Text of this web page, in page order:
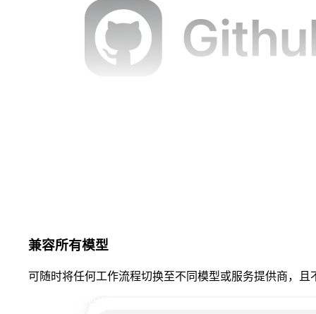
兼容所有模型
可随时将任何工作流程切换至不同模型或服务提供商，且